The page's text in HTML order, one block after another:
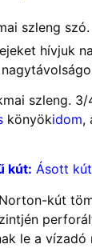
szleng
hívjuk
szleng.
könyökidom,
kút: Ásott
kút
le a